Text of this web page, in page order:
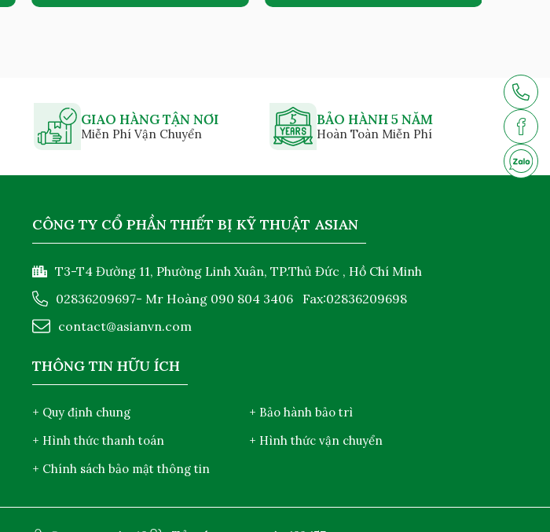
GIAO HÀNG TẬN NƠI
Miễn Phí Vận Chuyển
BẢO HÀNH 5 NĂM
Hoàn Toàn Miễn Phí
CÔNG TY CỔ PHẦN THIẾT BỊ KỸ THUẬT ASIAN
T3-T4 Đường 11, Phường Linh Xuân, TP.Thủ Đức , Hồ Chí Minh
02836209697- Mr Hoàng 090 804 3406
Fax:02836209698
contact@asianvn.com
THÔNG TIN HỮU ÍCH
+ Quy định chung
+ Hình thức thanh toán
+ Chính sách bảo mật thông tin
+ Bảo hành bảo trì
+ Hình thức vận chuyển